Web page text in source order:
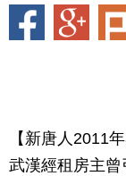
【新唐人2011
武漢經租房主